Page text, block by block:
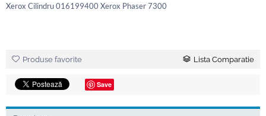
Xerox Cilindru 016199400 Xerox Phaser 7300
Produse favorite Lista Comparatie
Save